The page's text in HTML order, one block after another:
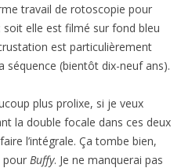
travail de rotoscopie pour
soit elle est filmé sur fond bleu
est particulièrement
séquence (bientôt dix-neuf ans).
plus prolixe, si je veux
la double focale dans ces deux
l’intégrale. Ça tombe bien,
pour Buffy. Je ne manquerai pas